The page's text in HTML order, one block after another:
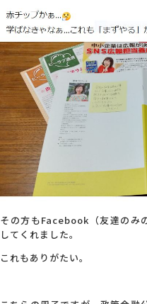
その方もFacebook（友達のみ
してくれました。
これもありがたい。